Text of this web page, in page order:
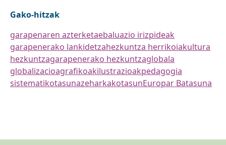
Gako-hitzak
garapenaren azterketaebaluazio irizpideak
garapenerako lankidetzahezkuntza herrikoiakultura
hezkuntzagarapenerako hezkuntzaglobala
globalizacioagrafikoakilustrazioakpedagogia
sistematikotasunazeharkakotasunEuropar Batasuna